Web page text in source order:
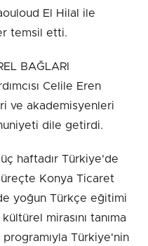
El Hilal ile
temsil etti.
BAĞLARI
Celile Eren
ve akademisyenleri
dile getirdi.
haftadır Türkiye'de
Konya Ticaret
yoğun Türkçe eğitimi
mirasını tanıma
programıyla Türkiye'nin